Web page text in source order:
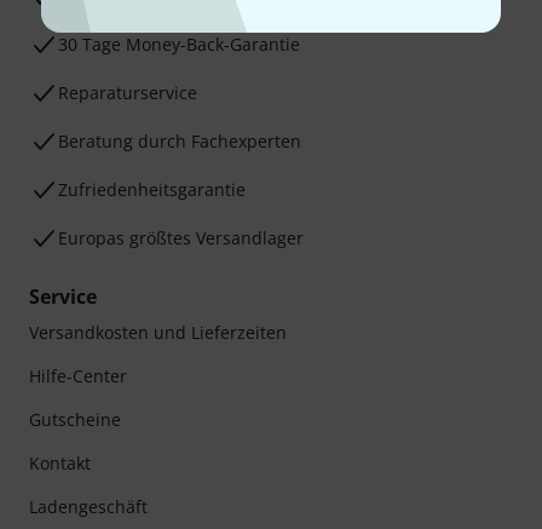
30 Tage Money-Back-Garantie
Reparaturservice
Beratung durch Fachexperten
Zufriedenheitsgarantie
Europas größtes Versandlager
Service
Versandkosten und Lieferzeiten
Hilfe-Center
Gutscheine
Kontakt
Ladengeschäft